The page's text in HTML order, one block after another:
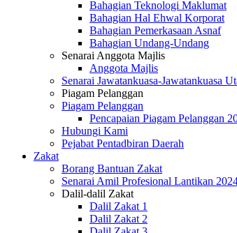
Bahagian Teknologi Maklumat
Bahagian Hal Ehwal Korporat
Bahagian Pemerkasaan Asnaf
Bahagian Undang-Undang
Senarai Anggota Majlis
Anggota Majlis
Senarai Jawatankuasa-Jawatankuasa
Piagam Pelanggan
Piagam Pelanggan
Pencapaian Piagam Pelanggan
Hubungi Kami
Pejabat Pentadbiran Daerah
Zakat
Borang Bantuan Zakat
Senarai Amil Profesional Lantikan
Dalil-dalil Zakat
Dalil Zakat 1
Dalil Zakat 2